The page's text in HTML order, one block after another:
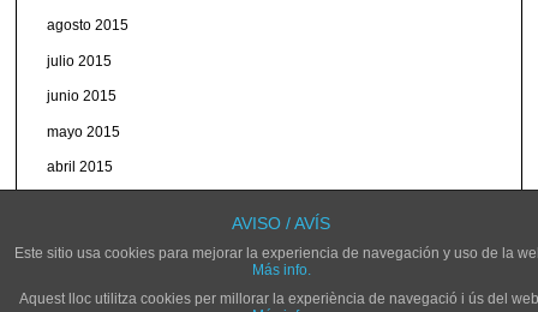
agosto 2015
julio 2015
junio 2015
mayo 2015
abril 2015
AVISO / AVÍS
Este sitio usa cookies para mejorar la experiencia de navegación y uso de la
Más info.
Aquest lloc utilitza cookies per millorar la experiència de navegació i ús del